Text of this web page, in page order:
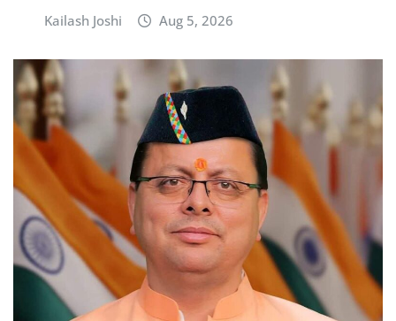
Kailash Joshi Aug 5, 2026